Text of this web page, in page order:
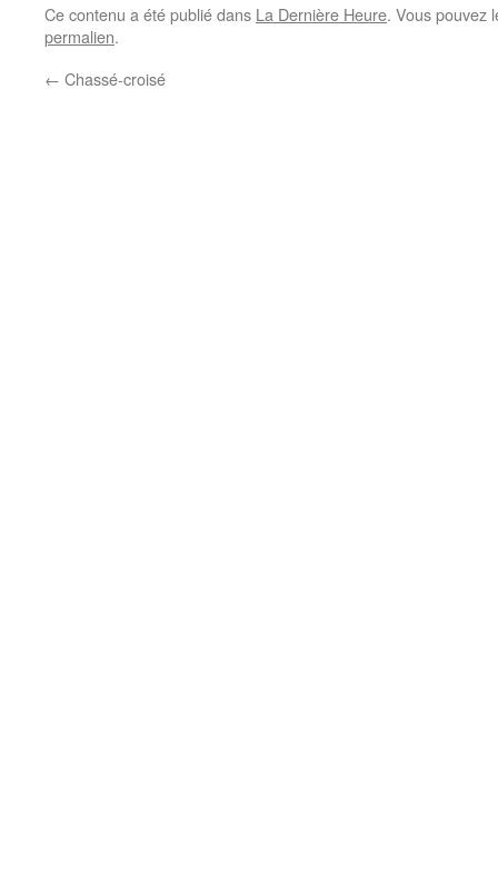
Ce contenu a été publié dans La Dernière Heure. Vous pouvez
permalien.
← Chassé-croisé